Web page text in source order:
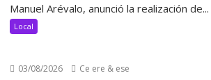
Manuel Arévalo, anunció la realización de...
Local
03/08/2026 Ce ere & ese